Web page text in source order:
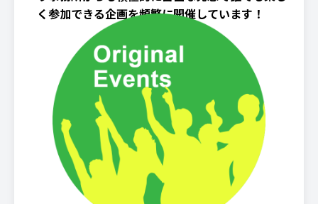
く参加できる企画を頻繁に開催しています！